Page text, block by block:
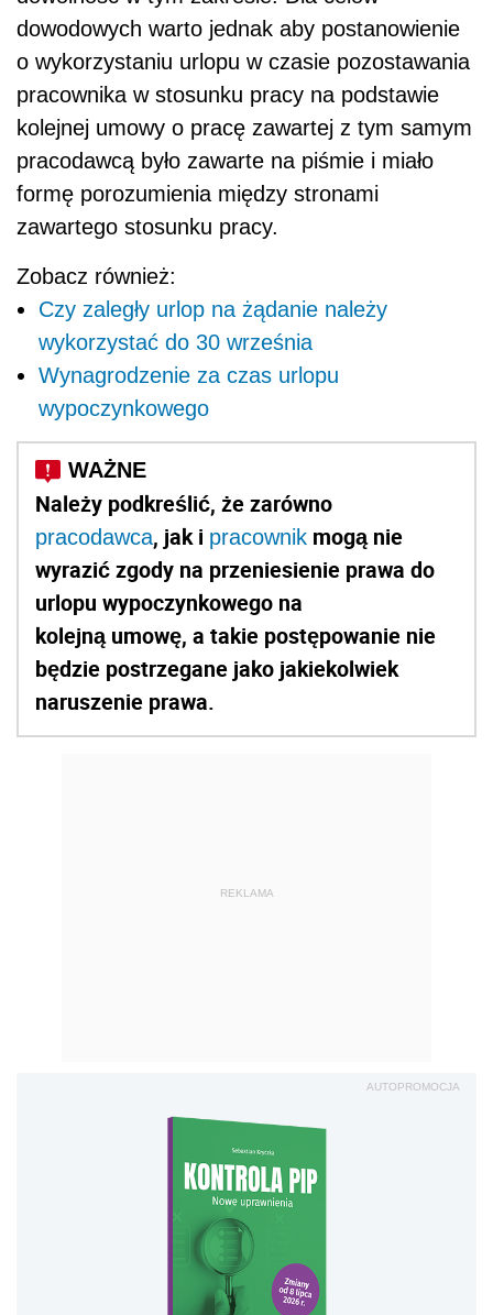
dowodowych warto jednak aby postanowienie
o wykorzystaniu urlopu w czasie pozostawania
pracownika w stosunku pracy na podstawie
kolejnej umowy o pracę zawartej z tym samym
pracodawcą było zawarte na piśmie i miało
formę porozumienia między stronami
zawartego stosunku pracy.
Zobacz również:
Czy zaległy urlop na żądanie należy
wykorzystać do 30 września
Wynagrodzenie za czas urlopu
wypoczynkowego
Należy podkreślić, że zarówno
pracodawca, jak i pracownik mogą nie
wyrazić zgody na przeniesienie prawa do
urlopu wypoczynkowego na
kolejną umowę, a takie postępowanie nie
będzie postrzegane jako jakiekolwiek
naruszenie prawa.
REKLAMA
AUTOPROMOCJA